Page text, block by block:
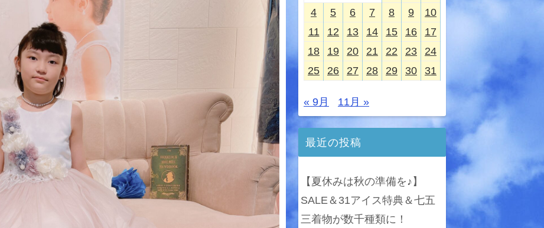
4
5 6 7 8 9
10
11
12 13 14 15 16
17
18
19 20 21 22 23
24
25
26 27 28 29 30 31
« 9月 11月 »
最近の投稿
【夏休みは秋の準備を♪】
SALE＆31アイス特典＆七五
三着物が数千種類に！